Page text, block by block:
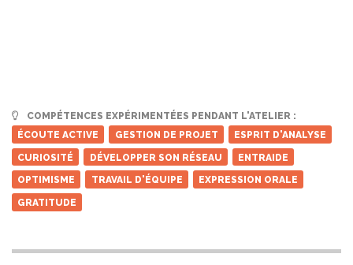
COMPÉTENCES EXPÉRIMENTÉES PENDANT L'ATELIER :
ÉCOUTE ACTIVE
GESTION DE PROJET ESPRIT D'ANALYSE
CURIOSITÉ DÉVELOPPER SON RÉSEAU ENTRAIDE
OPTIMISME TRAVAIL D'ÉQUIPE EXPRESSION ORALE
GRATITUDE